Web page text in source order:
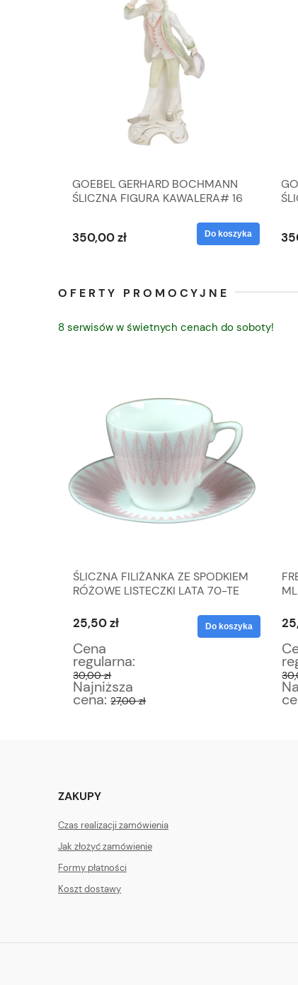
GOEBEL GERHARD BOCHMANN
ŚLICZNA FIGURA KAWALERA# 16
350,00 zł Do koszyka
OFERTY PROMOCYJNE
8 serwisów w świetnych cenach do soboty!
ŚLICZNA FILIŻANKA ZE SPODKIEM
RÓŻOWE LISTECZKI LATA 70-TE
25,50 zł
Cena
regularna:
30,00 zł
Najniższa
cena: 27,00 zł
Do koszyka
ZAKUPY
Czas realizacji zamówienia
Jak złożyć zamówienie
Formy płatności
Koszt dostawy